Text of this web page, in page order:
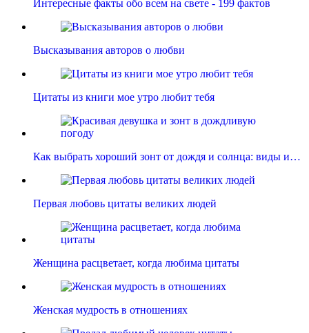
Интересные факты обо всем на свете - 199 фактов
Высказывания авторов о любви
Цитаты из книги мое утро любит тебя
Как выбрать хороший зонт от дождя и солнца: виды и…
Первая любовь цитаты великих людей
Женщина расцветает, когда любима цитаты
Женская мудрость в отношениях